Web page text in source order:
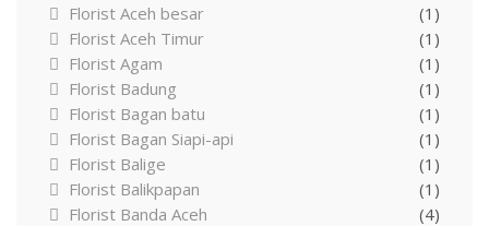
Florist Aceh besar
(1)
Florist Aceh Timur
(1)
Florist Agam
(1)
Florist Badung
(1)
Florist Bagan batu
(1)
Florist Bagan Siapi-api
(1)
Florist Balige
(1)
Florist Balikpapan
(1)
Florist Banda Aceh
(4)